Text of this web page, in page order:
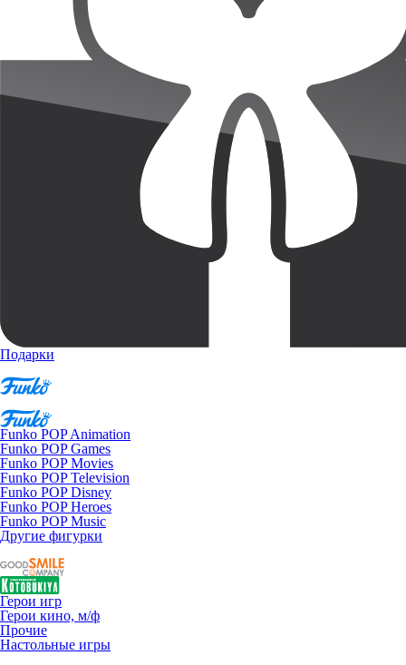
Подарки
Funko POP Animation
Funko POP Games
Funko POP Movies
Funko POP Television
Funko POP Disney
Funko POP Heroes
Funko POP Music
Другие фигурки
Герои игр
Герои кино, м/ф
Прочие
Настольные игры